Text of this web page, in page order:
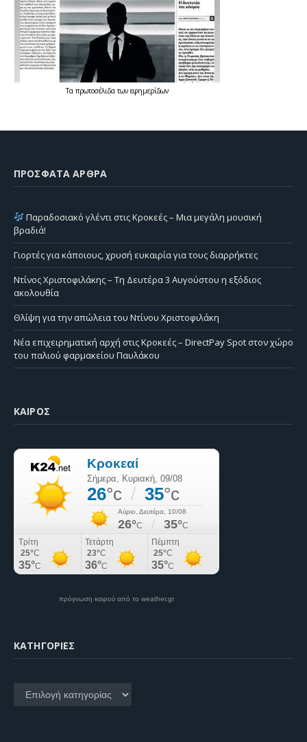
Τα πρωτοσέλιδατων εφημερίδων
ΠΡΌΣΦΑΤΑ ΆΡΘΡΑ
Παραδοσιακό γλέντι στις Κροκεές – Μια μεγάλη μουσική
βραδιά!
Γιορτές για κάποιους, χρυσή ευκαιρία για τους διαρρήκτες
Ντίνος Χριστοφιλάκης – Τη Δευτέρα 3 Αυγούστου η εξόδιος
ακολουθία
Θλίψη για την απώλεια του Ντίνου Χριστοφιλάκη
Νέα επιχειρηματική αρχή στις Κροκεές – DirectPay Spot στον χώρο
του παλιού φαρμακείου Παυλάκου
ΚΑΙΡΌΣ
πρόγνωση καιρού από το weather.gr
KΑΤΗΓΟΡΊΕΣ
Kατηγορίες